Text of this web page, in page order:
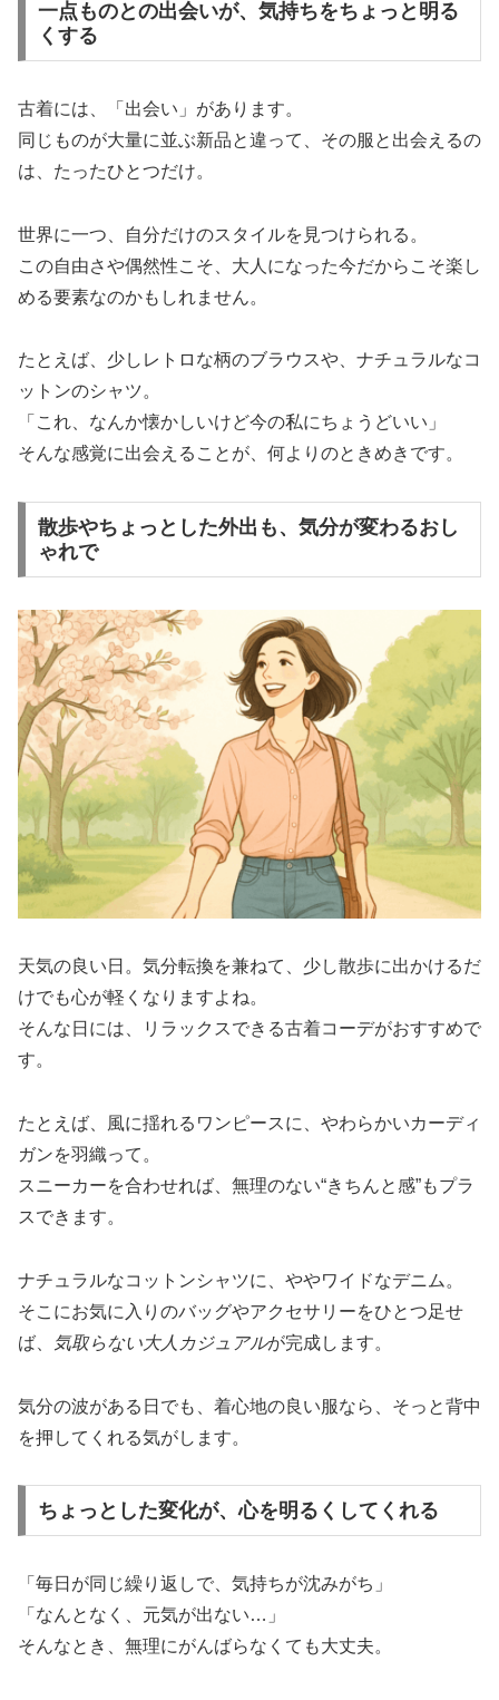
一点ものとの出会いが、気持ちをちょっと明る
くする
古着には、「出会い」があります。
同じものが大量に並ぶ新品と違って、その服と出会えるの
は、たったひとつだけ。
世界に一つ、自分だけのスタイルを見つけられる。
この自由さや偶然性こそ、大人になった今だからこそ楽し
める要素なのかもしれません。
たとえば、少しレトロな柄のブラウスや、ナチュラルなコ
ットンのシャツ。
「これ、なんか懐かしいけど今の私にちょうどいい」
そんな感覚に出会えることが、何よりのときめきです。
散歩やちょっとした外出も、気分が変わるおし
ゃれで
天気の良い日。気分転換を兼ねて、少し散歩に出かけるだ
けでも心が軽くなりますよね。
そんな日には、リラックスできる古着コーデがおすすめで
す。
たとえば、風に揺れるワンピースに、やわらかいカーディ
ガンを羽織って。
スニーカーを合わせれば、無理のない“きちんと感”もプラ
スできます。
ナチュラルなコットンシャツに、ややワイドなデニム。
そこにお気に入りのバッグやアクセサリーをひとつ足せ
ば、
気取らない大人カジュアルが完成します。
気分の波がある日でも、着心地の良い服なら、そっと背中
を押してくれる気がします。
ちょっとした変化が、心を明るくしてくれる
「毎日が同じ繰り返しで、気持ちが沈みがち」
「なんとなく、元気が出ない…」
そんなとき、無理にがんばらなくても大丈夫。